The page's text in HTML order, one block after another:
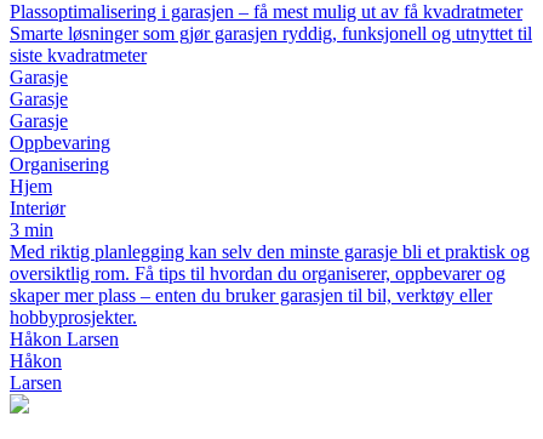
Plassoptimalisering i garasjen – få mest mulig ut av få kvadratmeter
Smarte løsninger som gjør garasjen ryddig, funksjonell og utnyttet til
siste kvadratmeter
Garasje
Garasje
Garasje
Oppbevaring
Organisering
Hjem
Interiør
3 min
Med riktig planlegging kan selv den minste garasje bli et praktisk og
oversiktlig rom. Få tips til hvordan du organiserer, oppbevarer og
skaper mer plass – enten du bruker garasjen til bil, verktøy eller
hobbyprosjekter.
Håkon Larsen
Håkon
Larsen